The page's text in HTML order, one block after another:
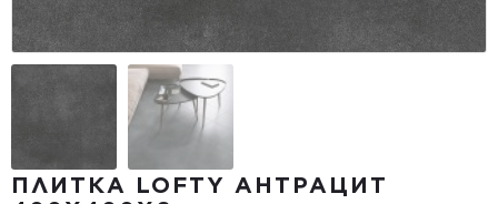
ПЛИТКА LOFTY АНТРАЦИТ